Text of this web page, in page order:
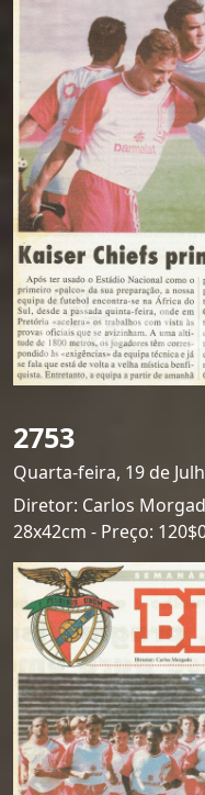
2753
Quarta-feira, 19 de
Diretor: Carlos
28x42cm - Preço: